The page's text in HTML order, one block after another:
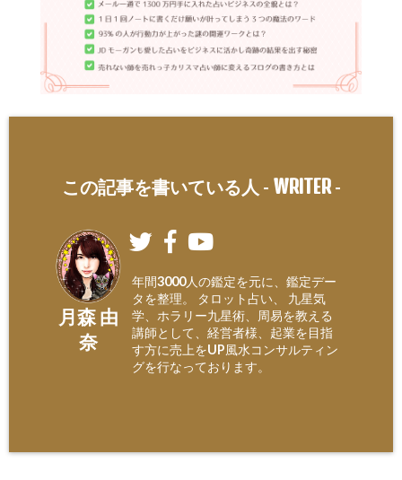
この記事を書いている人 - WRITER-
月森 由
奈
年間3000人の鑑定を元に、鑑定デー
タを整理。 タロット占い、 九星気
学、ホラリー九星術、周易を教える
講師として、経営者様、起業を目指
す方に売上をUP風水コンサルティン
グを行なっております。